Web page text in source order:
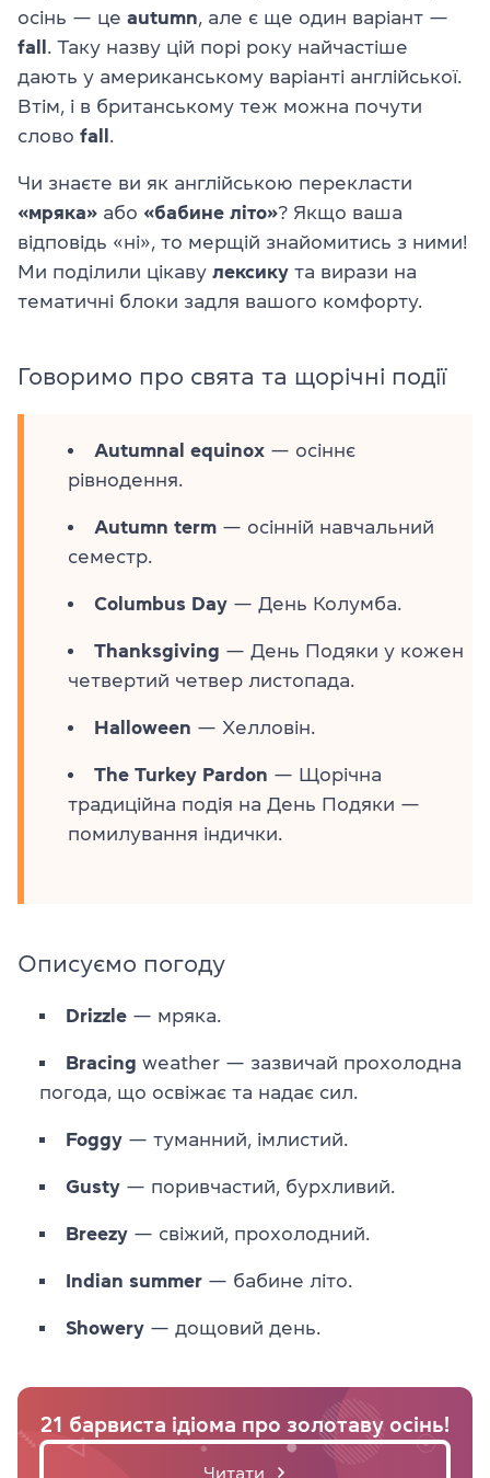
осінь — це autumn, але є ще один варіант —
fall . Таку назву цій порі року найчастіше
дають у американському варіанті англійської.
Втім, і в британському теж можна почути
слово fall .
Чи знаєте ви як англійською перекласти
«мряка» або «бабине літо»? Якщо ваша
відповідь «ні», то мерщій знайомитись з ними!
Ми поділили цікаву лексику та вирази на
тематичні блоки задля вашого комфорту.
Говоримо про свята та щорічні події
Autumnal equinox — осіннє
рівнодення.
Autumn term — осінній навчальний
семестр.
Columbus Day — День Колумба.
Thanksgiving — День Подяки у кожен
четвертий четвер листопада.
Halloween — Хелловін.
The Turkey Pardon — Щорічна
традиційна подія на День Подяки —
помилування індички.
Описуємо погоду
Drizzle — мряка.
Bracing weather — зазвичай прохолодна
погода, що освіжає та надає сил.
Foggy — туманний, імлистий.
Gusty — поривчастий, бурхливий.
Breezy — свіжий, прохолодний.
Indian summer — бабине літо.
Showery — дощовий день.
21 барвиста ідіома про золотаву осінь!
Читати